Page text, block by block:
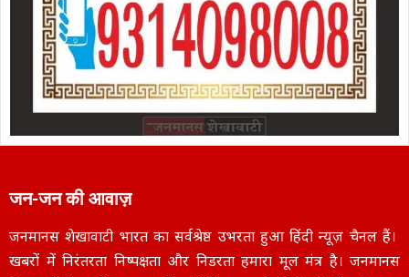
जन-जन की आवाज़
जनमानस शेखावाटी भारत का सर्वश्रेष्ठ उभरता हुआ हिंदी न्यूज़ चैनल हैं।
खबरों में निरंतरता निष्पक्षता और निडरता हमारा मूल मंत्र है। जनमानस